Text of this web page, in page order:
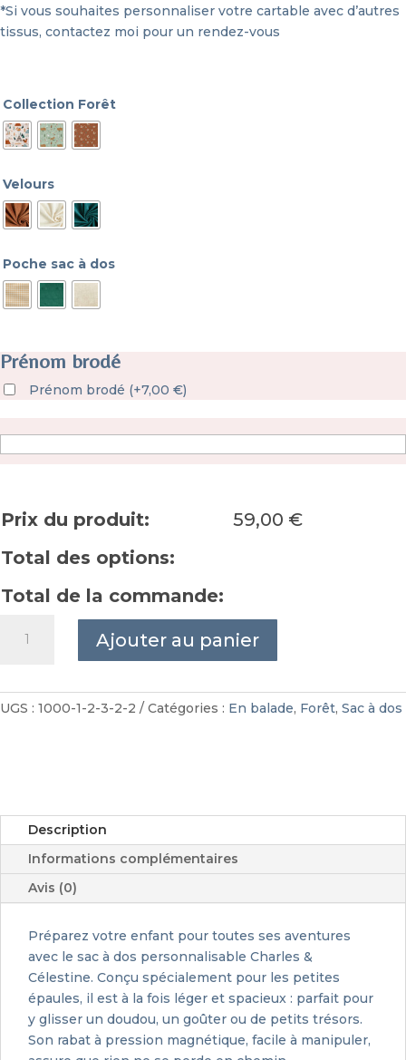
*Si vous souhaites personnaliser votre cartable avec d’autres
tissus, contactez moi pour un rendez-vous
Collection Forêt
Velours
Poche sac à dos
Prénom brodé
Prénom brodé (+7,00 €)
Prix du produit: 59,00 €
Total des options:
Total de la commande:
dos
Ajouter au panier
UGS : 1000-1-2-3-2-2 Catégories : En balade, Forêt, Sac à dos
Description
Informations complémentaires
Avis (0)
Préparez votre enfant pour toutes ses aventures
avec le sac à dos personnalisable Charles &
Célestine. Conçu spécialement pour les petites
épaules, il est à la fois léger et spacieux : parfait pour
y glisser un doudou, un goûter ou de petits trésors.
Son rabat à pression magnétique, facile à manipuler,